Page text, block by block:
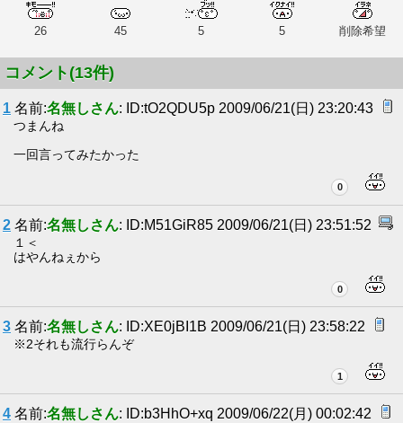
26 45 5 5 削除希望
コメント(13件)
1 名前:名無しさん: ID:tO2QDU5p 2009/06/21(日) 23:20:43
つまんね
一回言ってみたかった
0
2 名前:名無しさん: ID:M51GiR85 2009/06/21(日) 23:51:52
１＜
はやんねぇから
0
3 名前:名無しさん: ID:XE0jBI1B 2009/06/21(日) 23:58:22
※2それも流行らんぞ
1
4 名前:名無しさん: ID:b3HhO+xq 2009/06/22(月) 00:02:42